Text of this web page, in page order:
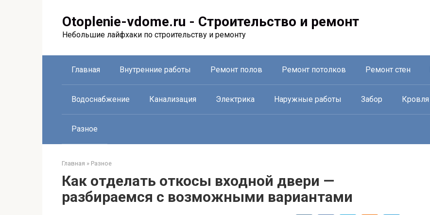
Otoplenie-vdome.ru - Строительство и ремонт
Небольшие лайфхаки по строительству и ремонту
Главная Внутренние работы Ремонт полов Ремонт потолков Ремонт стен
Водоснабжение Канализация Электрика Наружные работы Забор Кровля
Разное
Главная » Разное
Как отделать откосы входной двери —
разбираемся с возможными вариантами